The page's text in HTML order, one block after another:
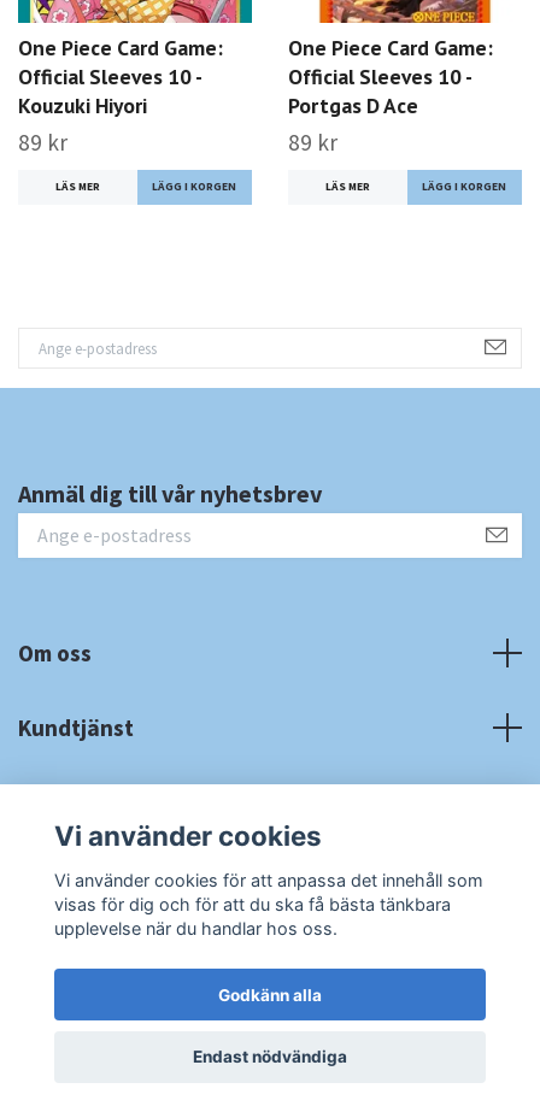
One Piece Card Game:
Official Sleeves 10 -
Kouzuki Hiyori
89 kr
LÄS MER
One Piece Card Game:
Official Sleeves 10 -
Portgas D Ace
89 kr
LÄS MER
Anmäl dig till vår nyhetsbrev
Om oss
Kundtjänst
Sociala medier
© 2026 RA CardshopPowered by Quickbutik
Vi använder cookies
Vi använder cookies för att anpassa det innehåll som
visas för dig och för att du ska få bästa tänkbara
upplevelse när du handlar hos oss.
Godkänn alla
Endast nödvändiga